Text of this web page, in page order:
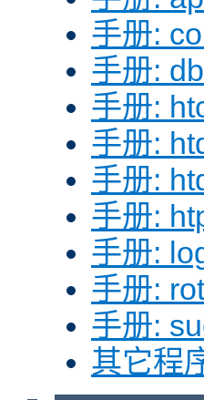
手册:
手册:
手册:
手册:
手册:
手册:
手册:
手册:
手册:
其它程